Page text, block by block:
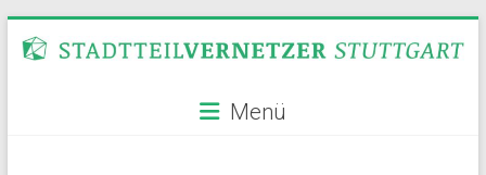
Inhalt
Stadtteilvernetzer
Menü